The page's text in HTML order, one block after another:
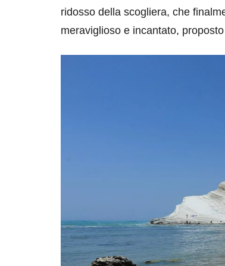
ridosso della scogliera, che
meraviglioso e incantato,